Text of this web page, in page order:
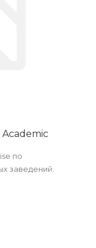
по
заведений.